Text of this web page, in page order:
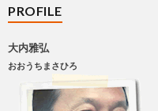
PROFILE
大内雅弘
おおうちまさひろ